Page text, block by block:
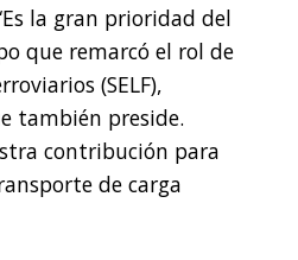
la gran prioridad del
que remarcó el rol de
(SELF),
también preside.
contribución para
de carga